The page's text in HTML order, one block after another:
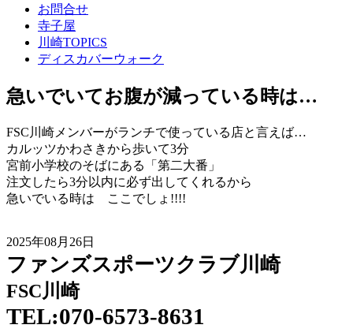
お問合せ
寺子屋
川崎TOPICS
ディスカバーウォーク
急いでいてお腹が減っている時は…
FSC川崎メンバーがランチで使っている店と言えば…
カルッツかわさきから歩いて3分
宮前小学校のそばにある「第二大番」
注文したら3分以内に必ず出してくれるから
急いでいる時は ここでしょ!!!!
2025年08月26日
ファンズスポーツクラブ川崎
FSC川崎
TEL:070-6573-8631